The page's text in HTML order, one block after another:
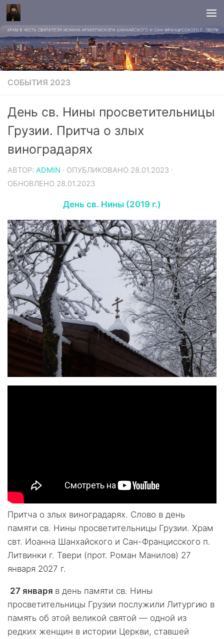
СОБЫТИЯ 2023
День св. Нины просветительницы
Грузии. Притча о злых
виноградарях
АВТОР: ADMIN · ОПУБЛИКОВАНО 28.01.2023 ·
ОБНОВЛЕНО 28.01.2023
День св. Нины (2019 г.)
Притча о злых виноградарях. Слово в день
памяти св. Нины просветительницы Грузии. Храм
свт. Иоанна Шанхайского и Сан-Францисского п.
Литвинки г. Твери (прот. Роман Манилов) 27
января 2027 г.
27 января в день памяти св. Нины
просветительницы Грузии послужили Литургию в
память об этой великой святой — одной из
редких женщин в истории Церкви, ставшей